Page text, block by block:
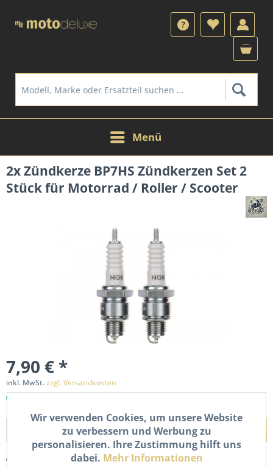
Menü
2x Zündkerze BP7HS Zündkerzen Set 2
Stück für Motorrad / Roller / Scooter
7,90 € *
inkl. MwSt.zzgl. Versandkosten
In denWarenkorb
Bewerten
Wir verwenden Cookies, um unsere Website
zu verbessern und Werbung zu
personalisieren. Ihre Zustimmung hilft uns
dabei. Mehr Informationen